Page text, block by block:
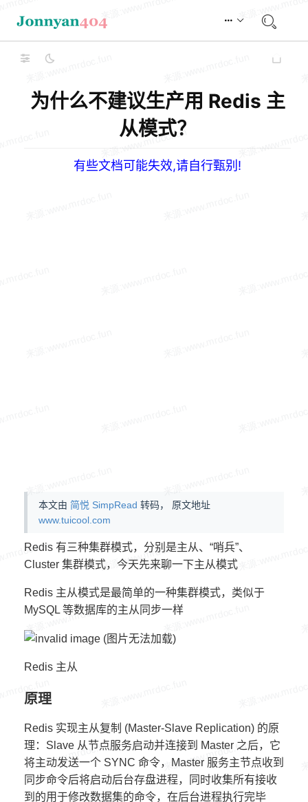
为什么不建议生产用 Redis 主
从模式？
有些文档可能失效,请自行甄别!
本文由 简悦 SimpRead 转码， 原文地址
www.tuicool.com
Redis 有三种集群模式，分别是主从、“哨兵”、
Cluster 集群模式，今天先来聊一下主从模式
Redis 主从模式是最简单的一种集群模式，类似于
MySQL 等数据库的主从同步一样
Redis 主从
原理
Redis 实现主从复制 (Master-Slave Replication) 的原
理：Slave 从节点服务启动并连接到 Master 之后，它
将主动发送一个 SYNC 命令，Master 服务主节点收到
同步命令后将启动后台存盘进程，同时收集所有接收
到的用于修改数据集的命令，在后台进程执行完毕